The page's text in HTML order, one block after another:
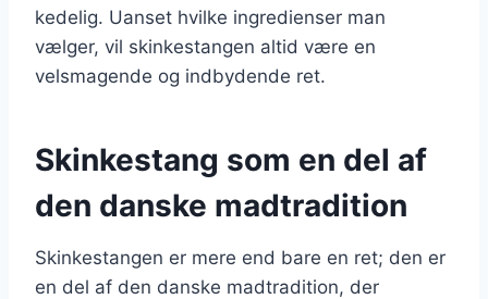
kedelig. Uanset hvilke ingredienser man
vælger, vil skinkestangen altid være en
velsmagende og indbydende ret.
Skinkestang som en del af
den danske madtradition
Skinkestangen er mere end bare en ret; den er
en del af den danske madtradition, der